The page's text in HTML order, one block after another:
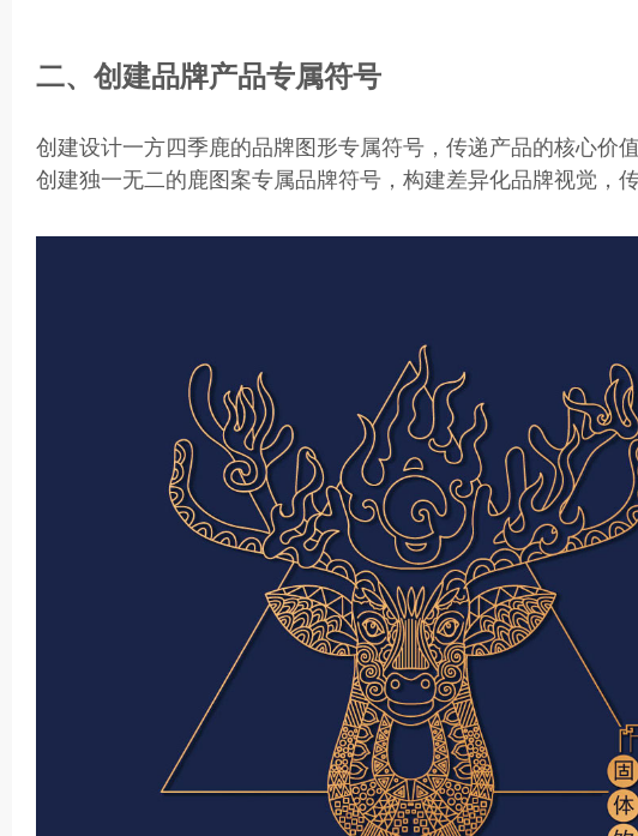
二、创建品牌产品专属符号
创建设计一方四季鹿的品牌图形专属符号，传递产品的核心价
创建独一无二的鹿图案专属品牌符号，构建差异化品牌视觉，